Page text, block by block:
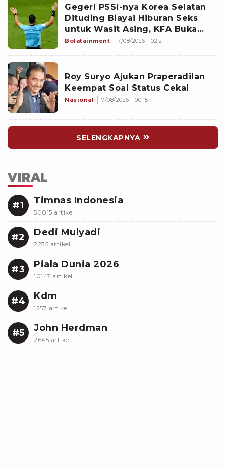
Geger! PSSI-nya Korea Selatan
Dituding Biayai Hiburan Seks
untuk Wasit Asing, KFA Buka
Suara
Bolatainment 7/08/2026 - 02:21
Roy Suryo Ajukan Praperadilan
Keempat Soal Status Cekal
Nasional 7/08/2026 - 00:15
SELENGKAPNYA
VIRAL
#1 Timnas Indonesia
50015 artikel
#2 Dedi Mulyadi
2235 artikel
#3 Piala Dunia 2026
10147 artikel
#4 Kdm
1257 artikel
#5 John Herdman
2645 artikel